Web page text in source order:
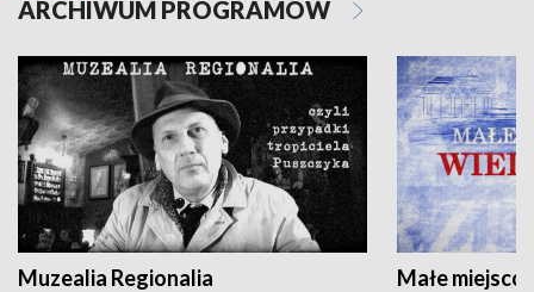
ARCHIWUM PROGRAMÓW
Muzealia Regionalia Małe